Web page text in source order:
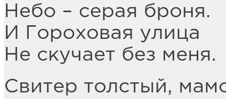
Небо – серая броня.
И Гороховая улица
Не скучает без меня.
Свитер толстый,